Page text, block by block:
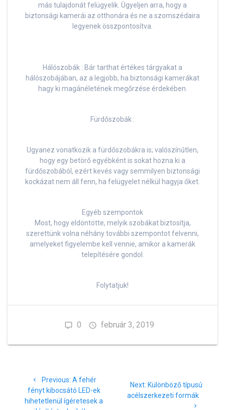
más tulajdonát felügyelik. Ügyeljen arra, hogy a
biztonsági kamerái az otthonára és ne a szomszédaira
legyenek összpontosítva.
Hálószobák : Bár tarthat értékes tárgyakat a
hálószobájában, az a legjobb, ha biztonsági kamerákat
hagy ki magánéletének megőrzése érdekében.
Fürdőszobák :
Ugyanez vonatkozik a fürdőszobákra is; valószínűtlen,
hogy egy betörő egyébként is sokat hozna ki a
fürdőszobából, ezért kevés vagy semmilyen biztonsági
kockázat nem áll fenn, ha felügyelet nélkül hagyja őket.
Egyéb szempontok
Most, hogy eldöntötte, melyik szobákat biztosítja,
szerettünk volna néhány további szempontot felvenni,
amelyeket figyelembe kell vennie, amikor a kamerák
telepítésére gondol.
Folytatjuk!
0 február 3, 2019
navigáció
Previous: Previous
post:
A fehér
fényt kibocsátó LED-ek
hihetetlenül ígéretesek a
Next: Next
post:
Különböző típusú
acélszerkezeti formák